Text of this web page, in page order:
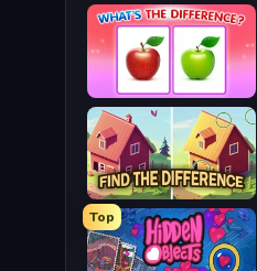
What's The Difference?
Find The Difference
Top